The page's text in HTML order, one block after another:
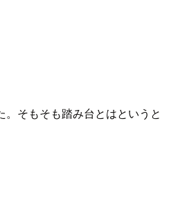
そもそも踏み台とはというと